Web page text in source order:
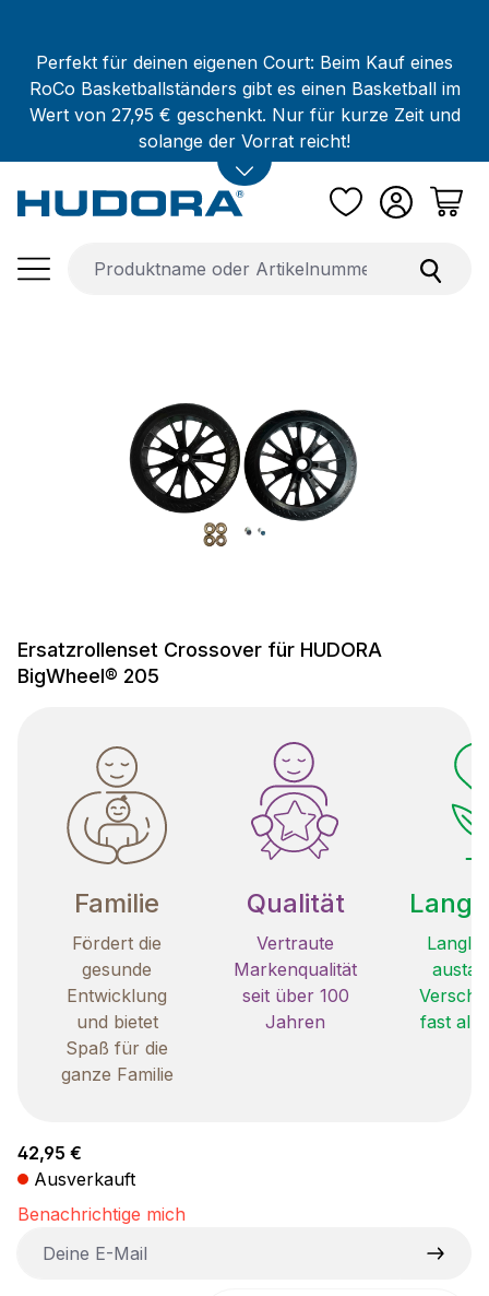
Perfekt für deinen eigenen Court: Beim Kauf eines
RoCo Basketballständers gibt es einen Basketball im
Wert von 27,95 € geschenkt. Nur für kurze Zeit und
solange der Vorrat reicht!
Ersatzrollenset Crossover für HUDORA
BigWheel® 205
Familie
Fördert die
gesunde
Entwicklung
und bietet
Spaß für die
ganze Familie
Qualität
Vertraute
Markenqualität
seit über 100
Jahren
fast
Regulärer Preis:
42,95 €
Ausverkauft
Benachrichtige mich